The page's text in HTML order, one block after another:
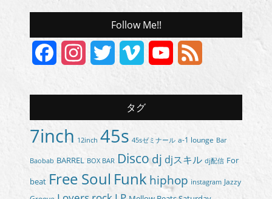
Follow Me!!
FacebookInstagram
Twitter Vimeo
YouTube
タグ
7inch 12inch 45s 45sゼミナール a-1 lounge Bar
Baobab BARREL BOX BAR Disco dj djスキル dj配信 For
beat Free Soul Funk hiphop instagram Jazzy